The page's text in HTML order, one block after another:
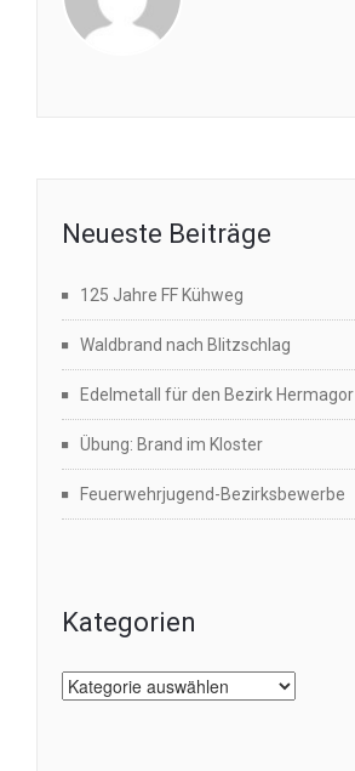
Neueste Beiträge
125 Jahre FF Kühweg
Waldbrand nach Blitzschlag
Edelmetall für den Bezirk Hermagor
Übung: Brand im Kloster
Feuerwehrjugend-Bezirksbewerbe
Kategorien
Kategorien